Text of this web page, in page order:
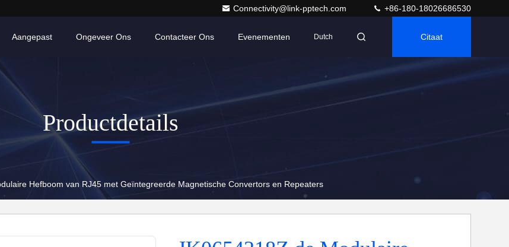
Connectivity@link-pptech.com +86-180-18026686530
Ongeveer Ons Contacteer Ons Evenementen
Aangepast Dutch Citaat
Productdetails
Hefboom van RJ45 met Geïntegreerde Magnetische Convertors en Repeaters